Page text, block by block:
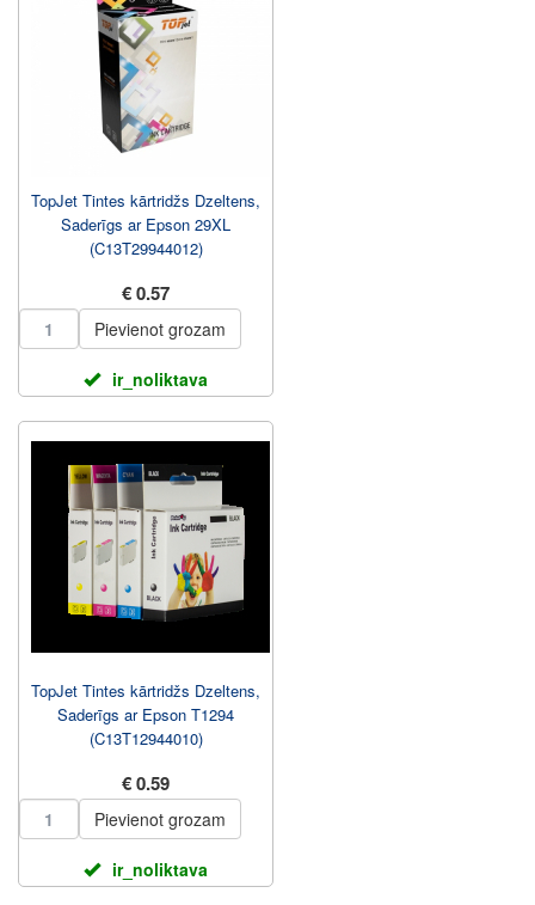
TopJet Tintes kārtridžs Dzeltens,
Saderīgs ar Epson 29XL
(C13T29944012)
€ 0.57
Pievienot grozam
ir_noliktava
TopJet Tintes kārtridžs Dzeltens,
Saderīgs ar Epson T1294
(C13T12944010)
€ 0.59
Pievienot grozam
ir_noliktava